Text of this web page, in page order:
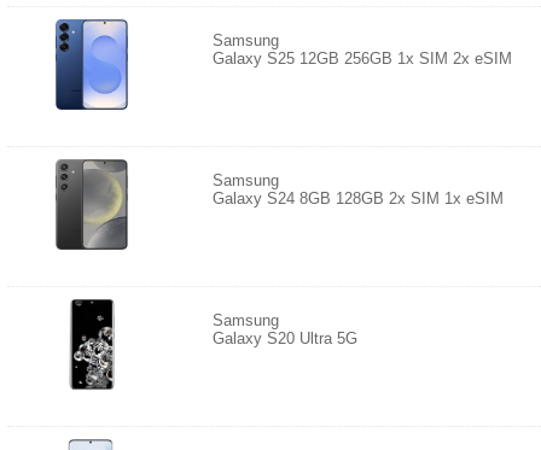
Samsung
Galaxy S25 12GB 256GB 1x SIM 2x eSIM
Samsung
Galaxy S24 8GB 128GB 2x SIM 1x eSIM
Samsung
Galaxy S20 Ultra 5G